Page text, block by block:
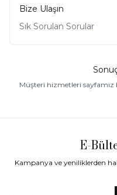
Bize Ulaşın
Sık Sorulan Sorular
Müşteri hizmetleri sayfamız
E-
Kampanya ve yeniliklerden